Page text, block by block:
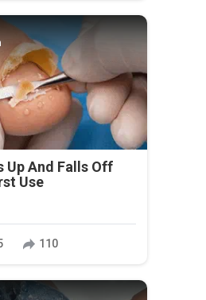
Up And Falls Off
Use
110